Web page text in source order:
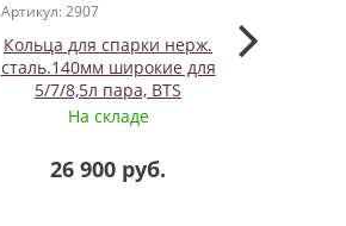
Артикул: 2907
Кольца для спарки нерж.
сталь.140мм широкие для
5/7/8,5л пара, BTS
На складе
26 900 руб.
DB0201